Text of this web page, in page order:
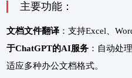
主要功能：
文档文件翻译 ：支持Excel、
于ChatGPT的AI服务 ：自动处
适应多种办公文档格式。